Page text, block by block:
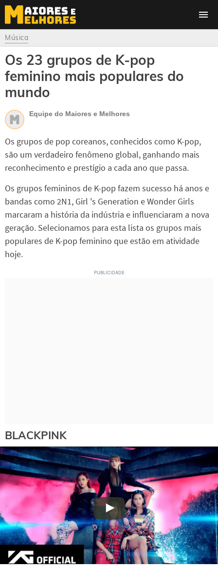
Música
Os 23 grupos de K-pop
feminino mais populares do
mundo
Equipe do Maiores e Melhores
Os grupos de pop coreanos, conhecidos como K-pop,
são um verdadeiro fenômeno global, ganhando mais
reconhecimento e prestígio a cada ano que passa.
Os grupos femininos de K-pop fazem sucesso há anos e
bandas como 2N1, Girl 's Generation e Wonder Girls
marcaram a história da indústria e influenciaram a nova
geração. Selecionamos para esta lista os grupos mais
populares de K-pop feminino que estão em atividade
hoje.
BLACKPINK